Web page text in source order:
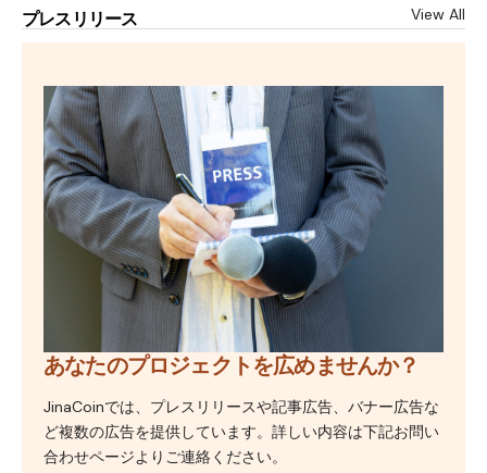
プレスリリース View All
あなたのプロジェクトを広めませんか？
JinaCoinでは、プレスリリースや記事広告、バナー広告な
ど複数の広告を提供しています。詳しい内容は下記お問い
合わせページよりご連絡ください。